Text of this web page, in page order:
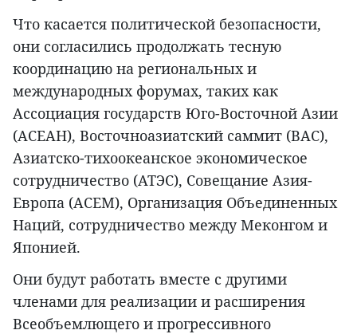
Что касается политической безопасности,
они согласились продолжать тесную
координацию на региональных и
международных форумах, таких как
Ассоциация государств Юго-Восточной Азии
(АСЕАН), Восточноазиатский саммит (ВАС),
Азиатско-тихоокеанское экономическое
сотрудничество (АТЭС), Совещание Азия-
Европа (АСЕМ), Организация Объединенных
Наций, сотрудничество между Меконгом и
Японией.
Они будут работать вместе с другими
членами для реализации и расширения
Всеобъемлющего и прогрессивного